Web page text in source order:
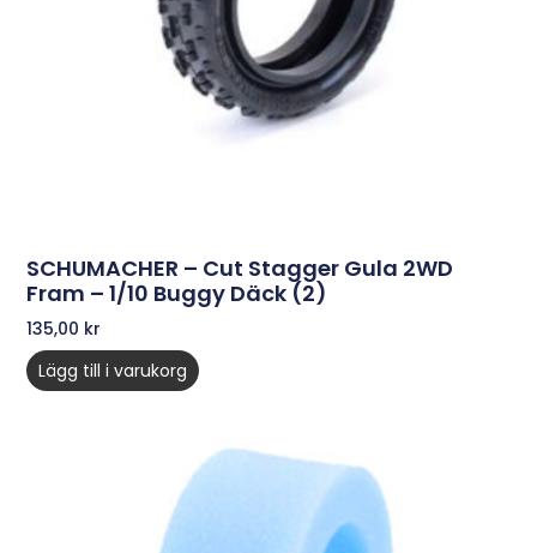
SCHUMACHER – Cut Stagger Gula 2WD
Fram – 1/10 Buggy Däck (2)
135,00 kr
Lägg till i varukorg